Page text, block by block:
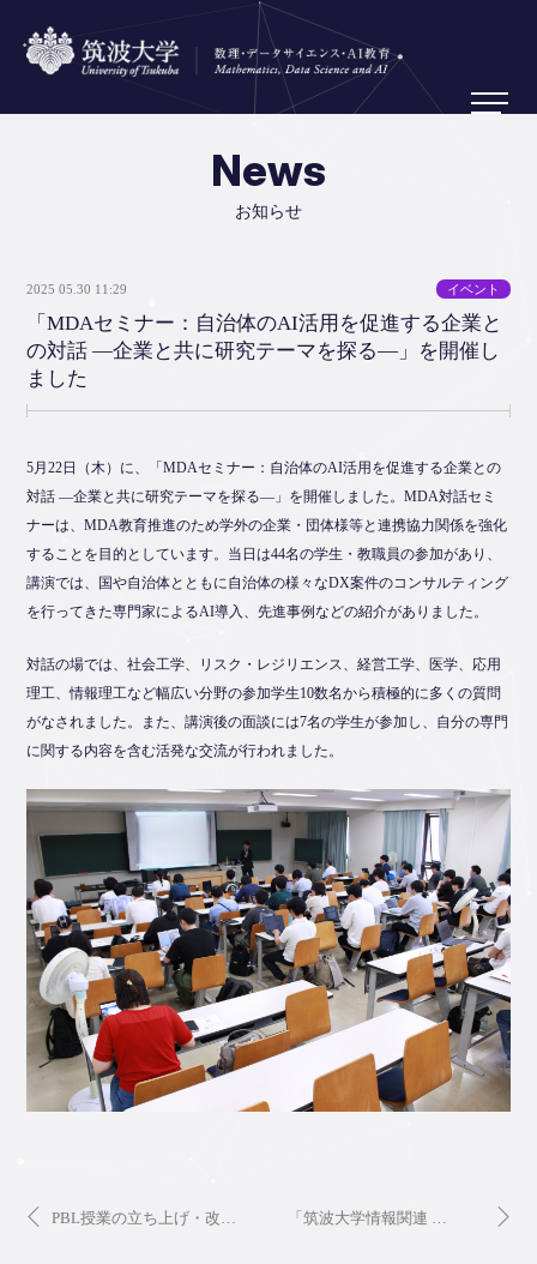
News
お知らせ
2025 05.30 11:29 イベント
「MDAセミナー：自治体のAI活用を促進する企業と
の対話 ―企業と共に研究テーマを探る―」を開催し
ました
5月22日（木）に、「MDAセミナー：自治体のAI活用を促進する企業との
対話 ―企業と共に研究テーマを探る―」を開催しました。MDA対話セミ
ナーは、MDA教育推進のため学外の企業・団体様等と連携協力関係を強化
することを目的としています。当日は44名の学生・教職員の参加があり、
講演では、国や自治体とともに自治体の様々なDX案件のコンサルティング
を行ってきた専門家によるAI導入、先進事例などの紹介がありました。
対話の場では、社会工学、リスク・レジリエンス、経営工学、医学、応用
理工、情報理工など幅広い分野の参加学生10数名から積極的に多くの質問
がなされました。また、講演後の面談には7名の学生が参加し、自分の専門
に関する内容を含む活発な交流が行われました。
PBL授業の立ち上げ・改善に役立つ実践マニュアルを公開しました Practical Manual for Launching and Improving PBL Courses Now Available 「筑波大学情報関連 業界研究セミナー2025」を2025年9月24日(水)，25日(木)の2日間開催します